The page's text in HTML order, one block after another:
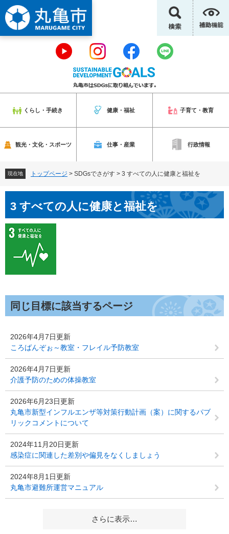
ー
ジ
の
。
ニ
ュ
ー
て
くらし・手続き 健康・福祉 子育て・教育
観光・文化・スポーツ 仕事・産業 行政情報
現在地 トップページ > SDGsでさがす > 3 すべての人に健康と福祉を
文3 すべての人に健康と福祉を
同じ目標に該当するページ
2026年4月7日更新
ころばんぞぉ～教室・フレイル予防教室
2026年4月7日更新
介護予防のための体操教室
2026年6月23日更新
丸亀市新型インフルエンザ等対策行動計画（案）に関するパブ
リックコメントについて
2024年11月20日更新
感染症に関連した差別や偏見をなくしましょう
2024年8月1日更新
丸亀市避難所運営マニュアル
さらに表示…